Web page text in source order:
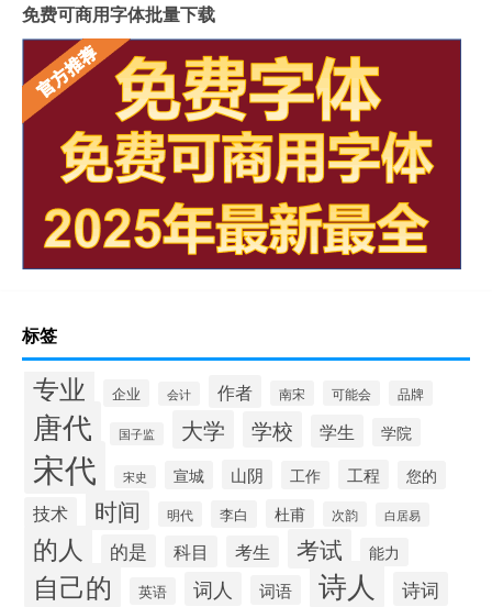
免费可商用字体批量下载
标签
专业 企业 会计 作者 南宋 可能会 品牌
唐代 国子监 大学 学校 学生 学院
宋代 宋史 宣城 山阴 工作 工程 您的
技术 时间 明代 李白 杜甫 次韵 白居易
的人 的是 科目 考生 考试 能力
自己的 英语 词人 词语 诗人 诗词